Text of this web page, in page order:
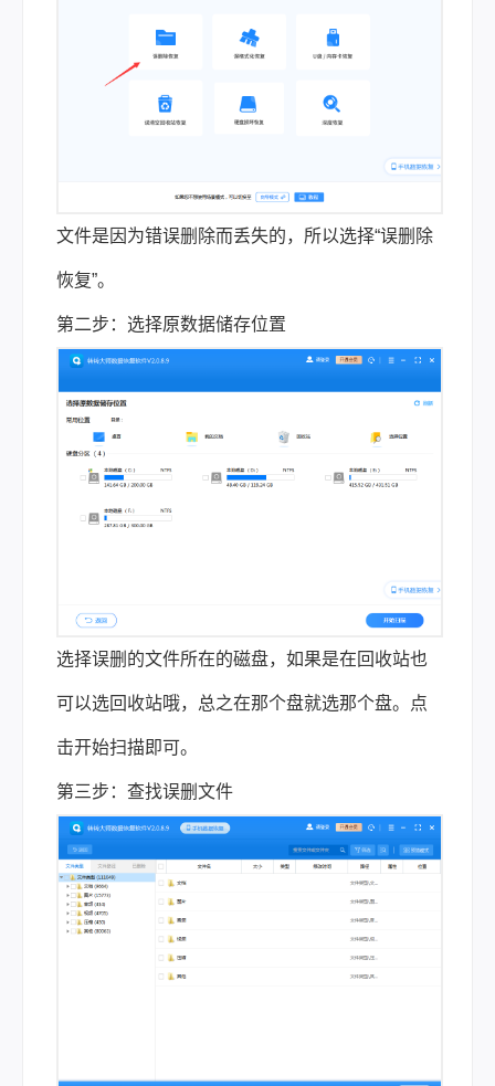
文件是因为错误删除而丢失的，所以选择“误删除
恢复”。
第二步：选择原数据储存位置
选择误删的文件所在的磁盘，如果是在回收站也
可以选回收站哦，总之在那个盘就选那个盘。点
击开始扫描即可。
第三步：查找误删文件